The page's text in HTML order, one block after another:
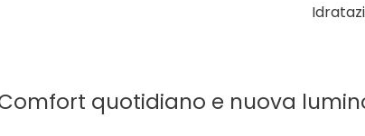
quotidiano e nuova